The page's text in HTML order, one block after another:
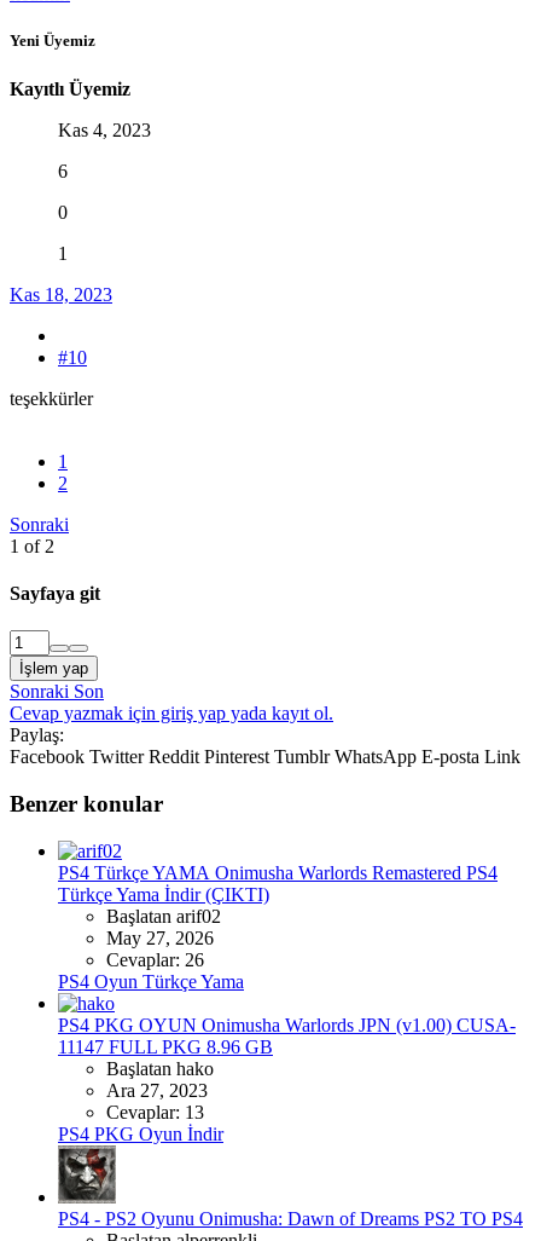
Yeni Üyemiz
Kayıtlı Üyemiz
Kas 4, 2023
6
0
1
Kas 18, 2023
#10
teşekkürler
1
2
Sonraki
1 of 2
Sayfaya git
İşlem yap
Sonraki Son
Cevap yazmak için giriş yap yada kayıt ol.
Paylaş:
Facebook Twitter Reddit Pinterest Tumblr WhatsApp E-posta Link
Benzer konular
PS4 Türkçe YAMA Onimusha Warlords Remastered PS4
Türkçe Yama İndir (ÇIKTI)
Başlatan arif02
May 27, 2026
Cevaplar: 26
PS4 Oyun Türkçe Yama
PS4 PKG OYUN Onimusha Warlords JPN (v1.00) CUSA-
11147 FULL PKG 8.96 GB
Başlatan hako
Ara 27, 2023
Cevaplar: 13
PS4 PKG Oyun İndir
PS4 - PS2 Oyunu Onimusha: Dawn of Dreams PS2 TO PS4